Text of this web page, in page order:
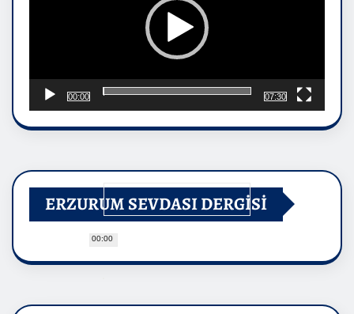
00:00
00:00
07:30
ERZURUM SEVDASI DERGİSİ